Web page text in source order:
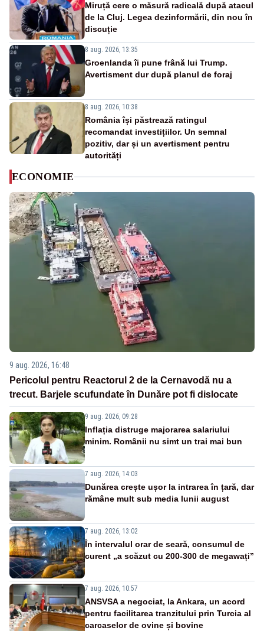
Miruță cere o măsură radicală după atacul
de la Cluj. Legea dezinformării, din nou în
discuție
8 aug. 2026, 13:35
Groenlanda îi pune frână lui Trump.
Avertisment dur după planul de foraj
8 aug. 2026, 10:38
România își păstrează ratingul
recomandat investițiilor. Un semnal
pozitiv, dar și un avertisment pentru
autorități
ECONOMIE
9 aug. 2026, 16:48
Pericolul pentru Reactorul 2 de la Cernavodă nu a
trecut. Barjele scufundate în Dunăre pot fi dislocate
9 aug. 2026, 09:28
Inflația distruge majorarea salariului
minim. Românii nu simt un trai mai bun
7 aug. 2026, 14:03
Dunărea crește ușor la intrarea în țară, dar
rămâne mult sub media lunii august
7 aug. 2026, 13:02
În intervalul orar de seară, consumul de
curent „a scăzut cu 200-300 de megawați”
7 aug. 2026, 10:57
ANSVSA a negociat, la Ankara, un acord
pentru facilitarea tranzitului prin Turcia al
carcaselor de ovine și bovine